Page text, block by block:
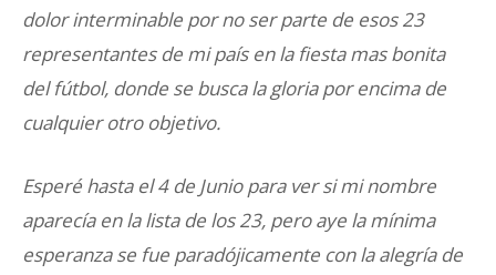
dolor interminable por no ser parte de esos 23
representantes de mi país en la fiesta mas bonita
del fútbol, donde se busca la gloria por encima de
cualquier otro objetivo.
Esperé hasta el 4 de Junio para ver si mi nombre
aparecía en la lista de los 23, pero aye la mínima
esperanza se fue paradójicamente con la alegría de